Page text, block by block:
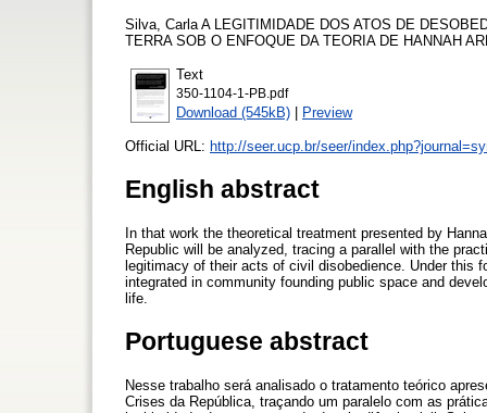
Silva, Carla A LEGITIMIDADE DOS ATOS DE
TERRA SOB O ENFOQUE DA TEORIA DE HANNAH
Text
350-1104-1-PB.pdf
Download (545kB) | Preview
Official URL: http://seer.ucp.br/seer/
English abstract
In that work the theoretical treatment presented by
Republic will be analyzed, tracing a parallel with the
legitimacy of their acts of civil disobedience. Under this
integrated in community founding public space and
life.
Portuguese abstract
Nesse trabalho será analisado o tratamento teórico
Crises da República, traçando um paralelo com as